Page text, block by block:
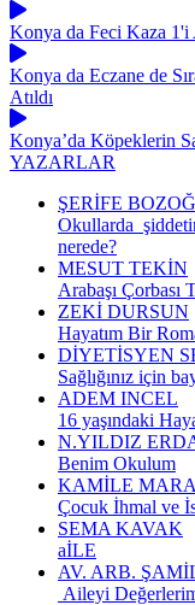
Konya da Feci Kaza 1'i
Konya da Eczane de
Atıldı
Konya’da Köpeklerin
YAZARLAR
ŞERİFE
Okullarda
nerede?
MESUT TEKİN
Arabaşı Çorbası
ZEKİ DURSUN
Hayatım Bir
DİYETİSYEN
Sağlığınız için
ADEM INCEL
16 yaşındaki
N.YILDIZ
Benim Okulum
KAMİLE
Çocuk İhmal ve
SEMA KAVAK
aİLE
AV. ARB.
Aileyi